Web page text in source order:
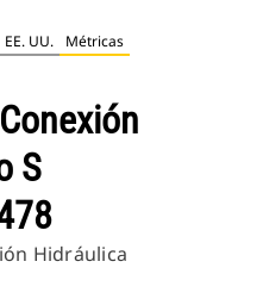
EE. UU. Métricas
S
Hidráulica